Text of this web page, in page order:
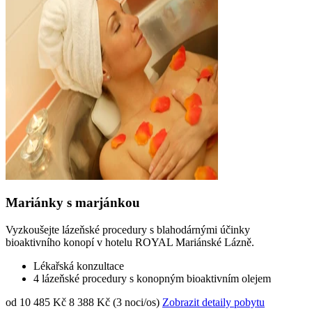
Mariánky s marjánkou
Vyzkoušejte lázeňské procedury s blahodárnými účinky
bioaktivního konopí v hotelu ROYAL Mariánské Lázně.
Lékařská konzultace
4 lázeňské procedury s konopným bioaktivním olejem
od 10 485 Kč 8 388 Kč (3 noci/os) Zobrazit detaily pobytu